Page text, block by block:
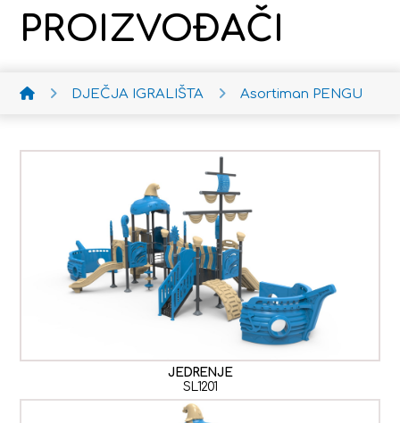
PROIZVOĐAČI
DJEČJA IGRALIŠTA Asortiman PENGU
JEDRENJE
SL1201